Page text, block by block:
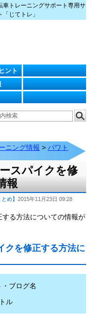
車トレーニングサポート専用サ
「じてトレ」
ント
ニング情報 > パワト
スパイクを修
報
め】 2015年11月23日 09:28
る方法についての情報が
クを修正する方法に
・ブログ名
ル